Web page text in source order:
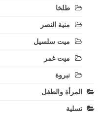
طلخا
منية النصر
ميت سلسيل
ميت غمر
نبروة
المرأة والطفل
تسلية